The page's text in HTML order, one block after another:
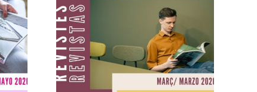
Revistes març
2026